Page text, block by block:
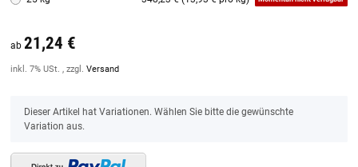
ab 21,24 €
inkl. 7% USt. , zzgl. Versand
x
Dieser Artikel hat Variationen. Wählen Sie bitte die gewünschte
Variation aus.